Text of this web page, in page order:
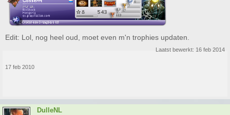
Edit: Lol, nog heel oud, moet even m'n trophies updaten.
Laatst bewerkt: 16 feb 2014
17 feb 2010
DulleNL